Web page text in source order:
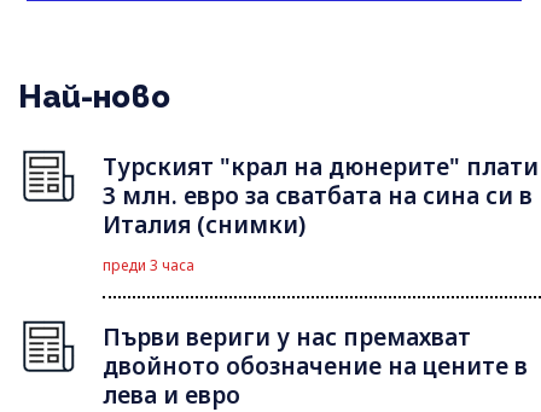
Най-ново
Турският "крал на дюнерите" плати
3 млн. евро за сватбата на сина си в
Италия (снимки)
преди 3 часа
Първи вериги у нас премахват
двойното обозначение на цените в
лева и евро